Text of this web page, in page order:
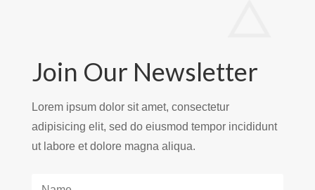
Join Our Newsletter
Lorem ipsum dolor sit amet, consectetur
adipisicing elit, sed do eiusmod tempor incididunt
ut labore et dolore magna aliqua.